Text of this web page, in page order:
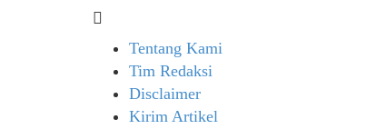
Tentang Kami
Tim Redaksi
Disclaimer
Kirim Artikel